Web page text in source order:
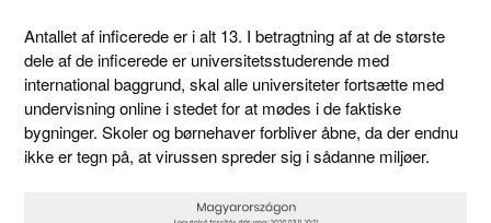
Antallet af inficerede er i alt 13. I betragtning af at de største
dele af de inficerede er universitetsstuderende med
international baggrund, skal alle universiteter fortsætte med
undervisning online i stedet for at mødes i de faktiske
bygninger. Skoler og børnehaver forbliver åbne, da der endnu
ikke er tegn på, at virussen spreder sig i sådanne miljøer.